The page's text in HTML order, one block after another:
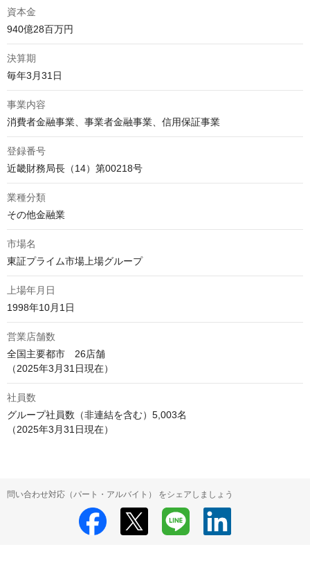
資本金
940億28百万円
決算期
毎年3月31日
事業内容
消費者金融事業、事業者金融事業、信用保証事業
登録番号
近畿財務局長（14）第00218号
業種分類
その他金融業
市場名
東証プライム市場上場グループ
上場年月日
1998年10月1日
営業店舗数
全国主要都市　26店舗
（2025年3月31日現在）
社員数
グループ社員数（非連結を含む）5,003名
（2025年3月31日現在）
問い合わせ対応（パート・アルバイト） をシェアしましょう